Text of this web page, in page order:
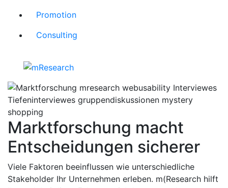
Promotion
Consulting
Marktforschung macht
Entscheidungen sicherer
Viele Faktoren beeinflussen wie unterschiedliche
Stakeholder Ihr Unternehmen erleben. m(Research hilft